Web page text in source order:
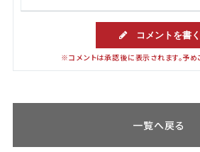
コメントを書く
※コメントは承認後に表示されます。予
一覧へ戻る